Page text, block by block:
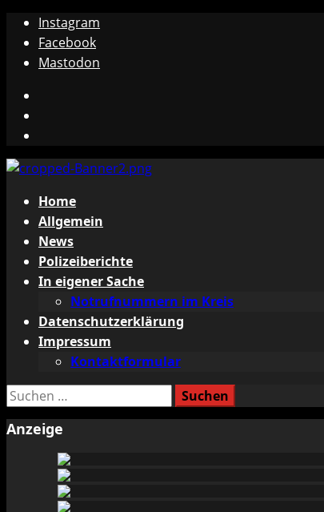
Zum
Inhalt
springen
Instagram
Facebook
Mastodon
Primäres
Menü
Home
Allgemein
News
Polizeiberichte
In eigener Sache
Notrufnummern im Kreis
Datenschutzerklärung
Impressum
Kontaktformular
Suchen
Anzeige